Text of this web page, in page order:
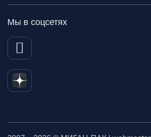
Мы в соцсетях